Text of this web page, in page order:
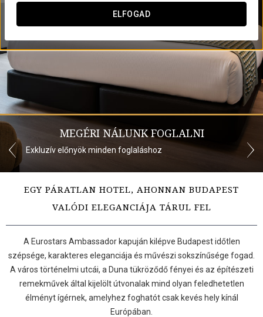
ELFOGAD
MEGÉRI NÁLUNK FOGLALNI
Gyűjthető pontok minden foglalással
EGY PÁRATLAN HOTEL, AHONNAN BUDAPEST
VALÓDI ELEGANCIÁJA TÁRUL FEL
A Eurostars Ambassador kapuján kilépve Budapest időtlen
szépsége, karakteres eleganciája és művészi sokszínűsége fogad.
A város történelmi utcái, a Duna tükröződő fényei és az építészeti
remekművek által kijelölt útvonalak mind olyan feledhetetlen
élményt ígérnek, amelyhez foghatót csak kevés hely kínál
Európában.